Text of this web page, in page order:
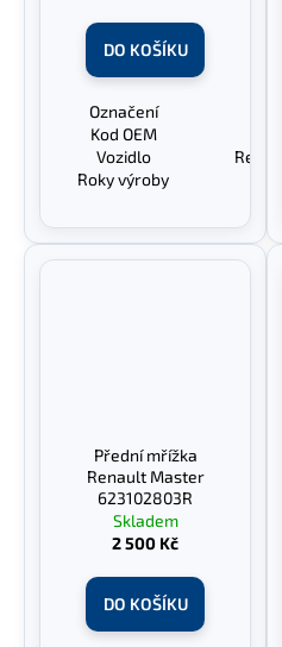
DO KOŠÍKU
Označení
Kod OEM
Vozidlo
Roky výroby
Přední mřížka
Renault Master
623102803R
Skladem
2 500 Kč
DO KOŠÍKU